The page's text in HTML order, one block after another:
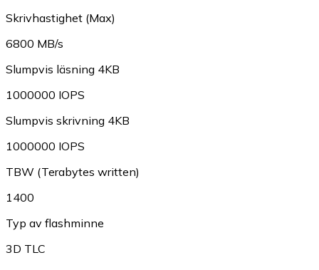
Skrivhastighet (Max)
6800 MB/s
Slumpvis läsning 4KB
1000000 IOPS
Slumpvis skrivning 4KB
1000000 IOPS
TBW (Terabytes written)
1400
Typ av flashminne
3D TLC